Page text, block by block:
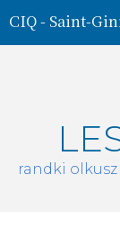
CIQ - Saint-
randki olkusz